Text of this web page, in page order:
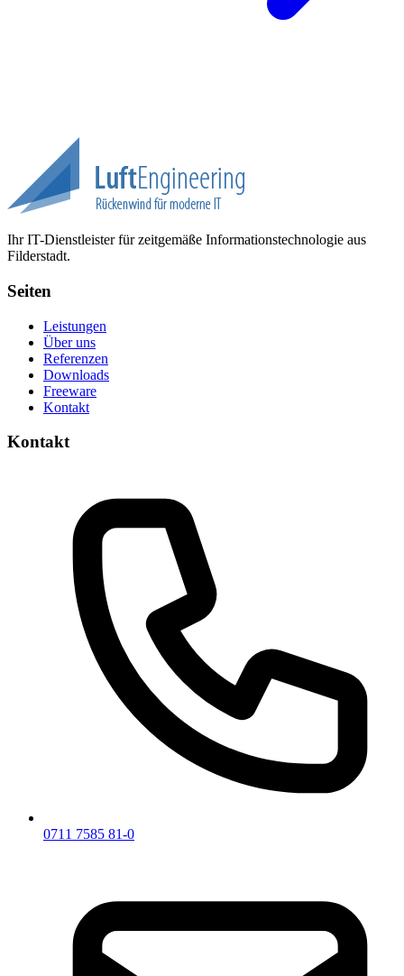
Ihr IT-Dienstleister für zeitgemäße Informationstechnologie aus
Filderstadt.
Seiten
Leistungen
Über uns
Referenzen
Downloads
Freeware
Kontakt
Kontakt
0711 7585 81-0